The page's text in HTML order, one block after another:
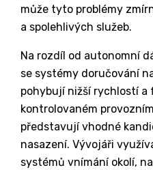
může tyto problémy
a spolehlivých služeb.
Na rozdíl od autonomní
se systémy doručování
pohybují nižší rychlostí a
kontrolovaném
představují vhodné
nasazení. Vývojáři
systémů vnímání okolí,